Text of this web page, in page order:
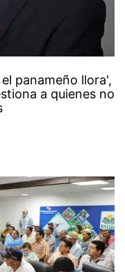
panameño llora',
a quienes no